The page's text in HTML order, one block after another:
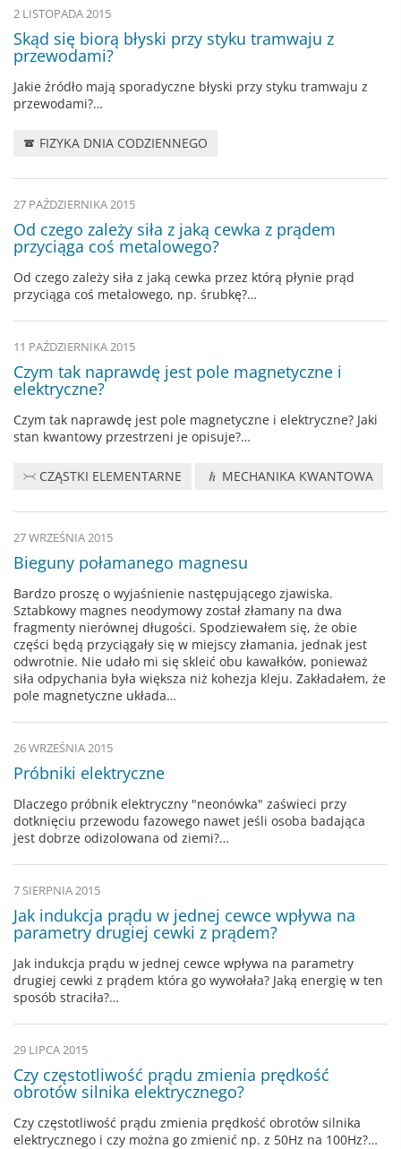
2 LISTOPADA 2015
Skąd się biorą błyski przy styku tramwaju z
przewodami?
Jakie źródło mają sporadyczne błyski przy styku tramwaju z
przewodami?…
FIZYKA DNIA CODZIENNEGO
27 PAŹDZIERNIKA 2015
Od czego zależy siła z jaką cewka z prądem
przyciąga coś metalowego?
Od czego zależy siła z jaką cewka przez którą płynie prąd
przyciąga coś metalowego, np. śrubkę?…
11 PAŹDZIERNIKA 2015
Czym tak naprawdę jest pole magnetyczne i
elektryczne?
Czym tak naprawdę jest pole magnetyczne i elektryczne? Jaki
stan kwantowy przestrzeni je opisuje?…
CZĄSTKI ELEMENTARNE MECHANIKA KWANTOWA
27 WRZEŚNIA 2015
Bieguny połamanego magnesu
Bardzo proszę o wyjaśnienie następującego zjawiska.
Sztabkowy magnes neodymowy został złamany na dwa
fragmenty nierównej długości. Spodziewałem się, że obie
części będą przyciągały się w miejscy złamania, jednak jest
odwrotnie. Nie udało mi się skleić obu kawałków, ponieważ
siła odpychania była większa niż kohezja kleju. Zakładałem, że
pole magnetyczne układa…
26 WRZEŚNIA 2015
Próbniki elektryczne
Dlaczego próbnik elektryczny "neonówka" zaświeci przy
dotknięciu przewodu fazowego nawet jeśli osoba badająca
jest dobrze odizolowana od ziemi?…
7 SIERPNIA 2015
Jak indukcja prądu w jednej cewce wpływa na
parametry drugiej cewki z prądem?
Jak indukcja prądu w jednej cewce wpływa na parametry
drugiej cewki z prądem która go wywołała? Jaką energię w ten
sposób straciła?…
29 LIPCA 2015
Czy częstotliwość prądu zmienia prędkość
obrotów silnika elektrycznego?
Czy częstotliwość prądu zmienia prędkość obrotów silnika
elektrycznego i czy można go zmienić np. z 50Hz na 100Hz?…